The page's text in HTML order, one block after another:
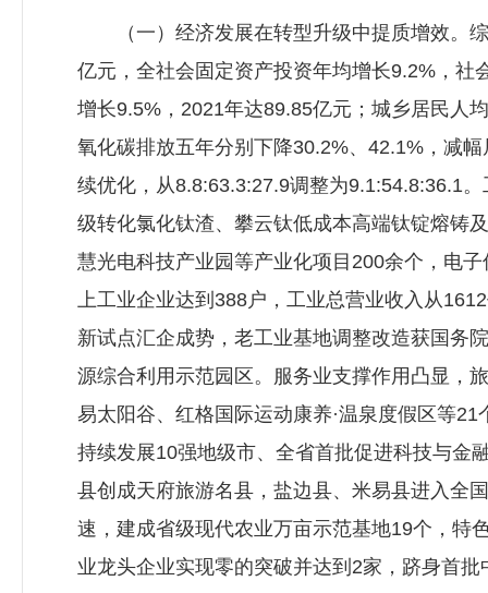
（一）经济发展在转型升级中提质增效。综
亿元，全社会固定资产投资年均增长9.2%，
增长9.5%，2021年达89.85亿元；城乡居民人
氧化碳排放五年分别下降30.2%、42.1%，减
续优化，从8.8:63.3:27.9调整为9.1:54.8:36.1
级转化氯化钛渣、攀云钛低成本高端钛锭熔铸
慧光电科技产业园等产业化项目200余个，电
上工业企业达到388户，工业总营业收入从
新试点汇企成势，老工业基地调整改造获国务
源综合利用示范园区。服务业支撑作用凸显，
易太阳谷、红格国际运动康养·温泉度假区等
持续发展10强地级市、全省首批促进科技与金
县创成天府旅游名县，盐边县、米易县进入全
速，建成省级现代农业万亩示范基地19个，特
业龙头企业实现零的突破并达到2家，跻身首